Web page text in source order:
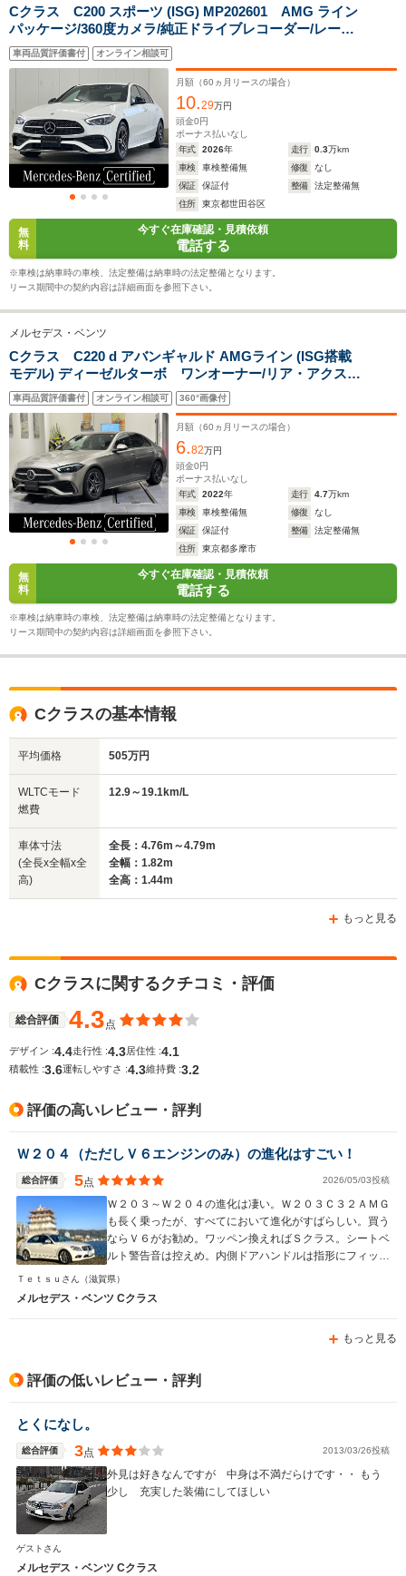
サイズ
WLTCモード
燃費
駆動方式
全幅
1.84m
4.73m
ホイールベース
-m
20.2～20.3km/L
└市街地:14.3～
└郊外:21.6～
└高速道路:23.0～
23.2km/L
FF
全幅
1.8m
全長
12.6～19.2km/L
└市街地:8.9～
└郊外:13.0～
└高速道路:15.1～
FF、4WD
12.6～
Cクラス C200 スポーツ (ISG) MP202601 AMG ライン
パッケージ/360度カメラ/純正ドライブレコーダー/レーダ
ーセーフティパッケージ/デジタルコックピットディスプ
レイ/アクティブステアリングアシスト/アクティブパーキ
ングアシスト/AppleCarPlay
車両品質評価書付 オンライン相談可
月額（60 ヵ月リースの場合）
10.29万円
頭金0円
ボーナス払いなし
年式
2026年 走行 0.3万km
車検
車検整備無 修復
なし
保証
保証付 整備
法定整備無
住所
東京都世田谷区
無
料
今すぐ在庫確認・見積依頼
電話する
※車検は納車時の車検、法定整備は納車時の法定整備となります。
リース期間中の契約内容は詳細画面を参照下さい。
メルセデス・ベンツ
Cクラス C220 d アバンギャルド AMGライン (ISG搭載
モデル) ディーゼルターボ ワンオーナー/リア・アクスル
ステアリング/ベーシックパッケージ/ヘッドアップディス
プレイ/メモリー付きパワーシート/360°カメラ/シートヒー
ター /Bluetooth/MBUX/Apple Car play/認定中古車保
証/MBUX ARナビ
車両品質評価書付 オンライン相談可 360°画像付
月額（60 ヵ月リースの場合）
6.82万円
頭金0円
ボーナス払いなし
年式
2022年 走行 4.7万km
車検
車検整備無 修復
なし
保証
保証付 整備
法定整備無
住所
東京都多摩市
無
料
今すぐ在庫確認・見積依頼
電話する
※車検は納車時の車検、法定整備は納車時の法定整備となります。
リース期間中の契約内容は詳細画面を参照下さい。
Cクラスの基本情報
平均価格 505万円
WLTCモード
燃費
12.9～19.1km/L
車体寸法
(全長x全幅x全
高)
全長：4.76m～4.79m
全幅：1.82m
全高：1.44m
もっと見る
Cクラスに関するクチコミ・評価
総合評価 4.3点
デザイン :4.4走行性 :4.3 居住性 :4.1
積載性 :3.6運転しやすさ :4.3維持費 :3.2
評価の高いレビュー・評判
Ｗ２０４（ただしＶ６エンジンのみ）の進化はすごい！
総合評価 5点 2026/05/03投稿
Ｗ２０３～Ｗ２０４の進化は凄い。Ｗ２０３Ｃ３２ＡＭＧ
も長く乗ったが、すべてにおいて進化がすばらしい。買う
ならＶ６がお勧め。ワッペン換えればＳクラス。シートベ
ルト警告音は控えめ。内側ドアハンドルは指形にフィッ
ト、内ポケットの底は絨毯。
Ｔｅｔｓｕさん （滋賀県）
メルセデス・ベンツ Cクラス
もっと見る
評価の低いレビュー・評判
とくになし。
総合評価 3点 2013/03/26投稿
外見は好きなんですが 中身は不満だらけです・・ もう
少し 充実した装備にしてほしい
ゲストさん
メルセデス・ベンツ Cクラス